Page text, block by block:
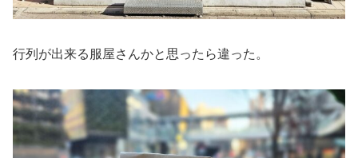
行列が出来る服屋さんかと思ったら違った。